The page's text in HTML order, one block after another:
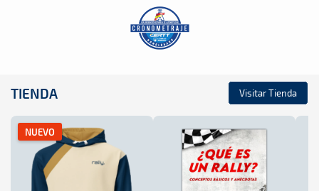
TIENDA Visitar Tienda
NUEVO